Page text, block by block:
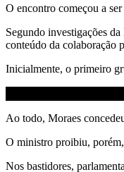
O encontro começou a
Segundo investigações
conteúdo da colaboração
Inicialmente, o primeiro
Ao todo, Moraes
O ministro proibiu,
Nos bastidores,